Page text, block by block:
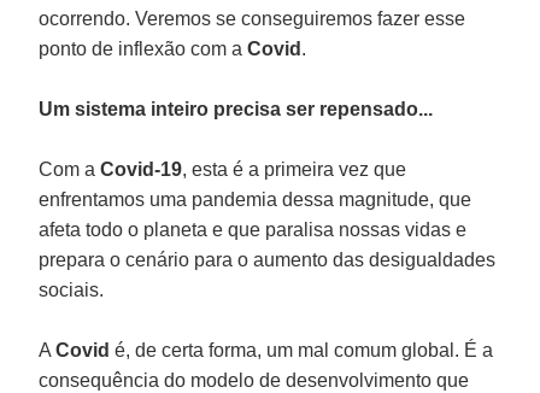
ocorrendo. Veremos se conseguiremos fazer esse
ponto de inflexão com aCovid .
Um sistema inteiro precisa ser repensado...
Com aCovid-19, esta é a primeira vez que
enfrentamos uma pandemia dessa magnitude, que
afeta todo o planeta e que paralisa nossas vidas e
prepara o cenário para o aumento das desigualdades
sociais.
ACovid é, de certa forma, um mal comum global. É a
consequência do modelo de desenvolvimento que